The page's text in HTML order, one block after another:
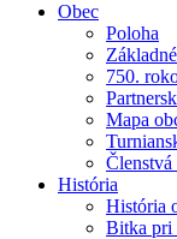
Obec
Poloha
750.
Mapa
Členstvá
História
História
Bitka pri